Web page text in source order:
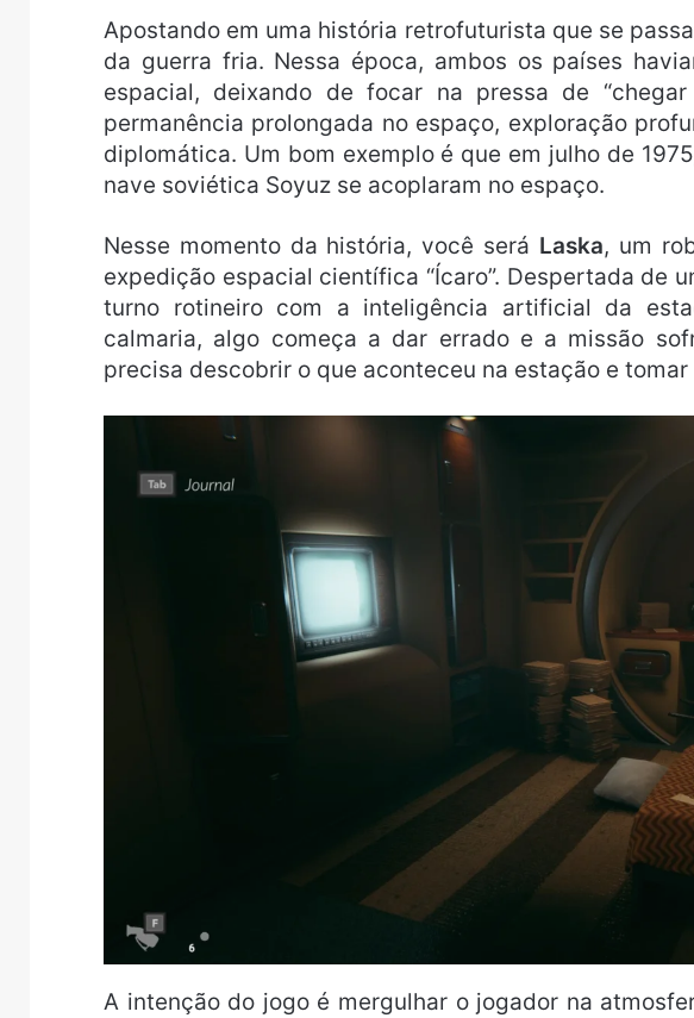
Apostando em uma história retrofuturista que se
da guerra fria. Nessa época, ambos os países
espacial, deixando de focar na pressa de
permanência prolongada no espaço, exploração
diplomática. Um bom exemplo é que em julho de
nave soviética Soyuz se acoplaram no espaço.
Nesse momento da história, você será Laska, um
expedição espacial científica “Ícaro”. Despertada de
turno rotineiro com a inteligência artificial da
calmaria, algo começa a dar errado e a missão
precisa descobrir o que aconteceu na estação e
A intenção do jogo é mergulhar o jogador na